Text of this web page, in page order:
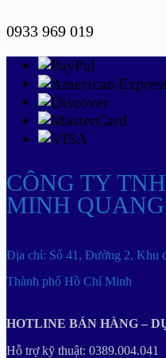
0933 969 019
CÔNG TY
MINH
Địa chỉ: Số 41, Đường 2, Khu
Thành phố Hồ Chí Minh
HOTLINE BÁN HÀNG –
Hỗ trợ kỹ thuật: 0389.004.041